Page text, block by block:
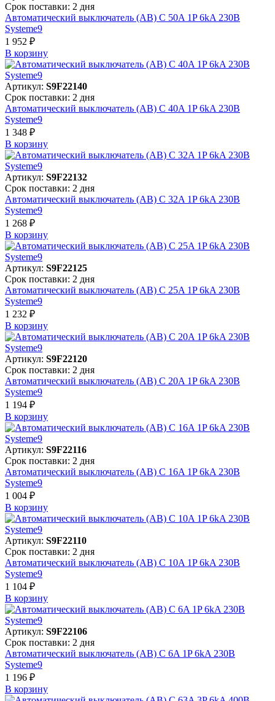
Срок поставки: 2 дня
Автоматический выключатель (АВ) C 50A 1P 6kA 230В
Systeme9
1 952 ₽
В корзинy
Артикул: S9F22140
Срок поставки: 2 дня
Автоматический выключатель (АВ) C 40A 1P 6kA 230В
Systeme9
1 348 ₽
В корзинy
Артикул: S9F22132
Срок поставки: 2 дня
Автоматический выключатель (АВ) C 32A 1P 6kA 230В
Systeme9
1 268 ₽
В корзинy
Артикул: S9F22125
Срок поставки: 2 дня
Автоматический выключатель (АВ) C 25A 1P 6kA 230В
Systeme9
1 232 ₽
В корзинy
Артикул: S9F22120
Срок поставки: 2 дня
Автоматический выключатель (АВ) C 20A 1P 6kA 230В
Systeme9
1 194 ₽
В корзинy
Артикул: S9F22116
Срок поставки: 2 дня
Автоматический выключатель (АВ) C 16A 1P 6kA 230В
Systeme9
1 004 ₽
В корзинy
Артикул: S9F22110
Срок поставки: 2 дня
Автоматический выключатель (АВ) C 10A 1P 6kA 230В
Systeme9
1 104 ₽
В корзинy
Артикул: S9F22106
Срок поставки: 2 дня
Автоматический выключатель (АВ) C 6A 1P 6kA 230В
Systeme9
1 196 ₽
В корзинy